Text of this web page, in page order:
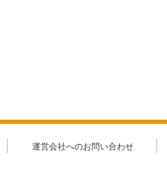
運営会社へのお問い合わせ